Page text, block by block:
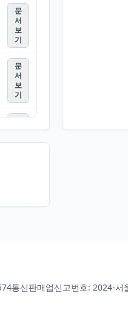
문
서
보
기
문
서
보
기
문
서
통신판매업신고번호: 2024-서